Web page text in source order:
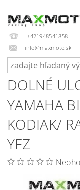
+421948541858
info@maxmoto.sk
DOLNÉ
YAMAHA
KODIAK/
YFZ